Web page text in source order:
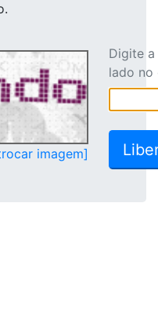
imagem]
Digite
lado no